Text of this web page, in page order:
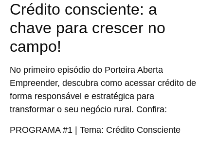
Crédito consciente: a
chave para crescer no
campo!
No primeiro episódio do Porteira Aberta
Empreender, descubra como acessar crédito de
forma responsável e estratégica para
transformar o seu negócio rural. Confira:
PROGRAMA #1 | Tema: Crédito Consciente